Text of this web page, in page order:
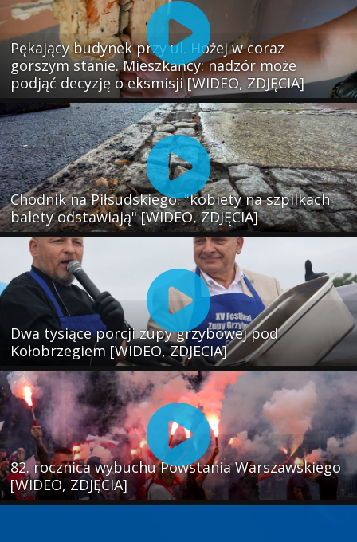
Pękający budynek przy ul. Hożej w coraz
gorszym stanie. Mieszkańcy: nadzór może
podjąć decyzję o eksmisji [WIDEO, ZDJĘCIA]
Chodnik na Piłsudskiego: "kobiety na szpilkach
balety odstawiają" [WIDEO, ZDJĘCIA]
Dwa tysiące porcji zupy grzybowej pod
Kołobrzegiem [WIDEO, ZDJECIA]
82. rocznica wybuchu Powstania Warszawskiego
[WIDEO, ZDJĘCIA]